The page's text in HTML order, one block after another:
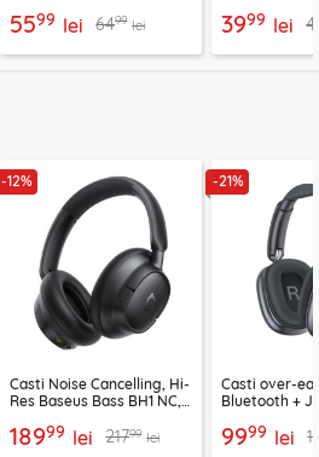
5599 lei 6499 lei 3999 lei
-12%
Casti Noise Cancelling, Hi-
Res Baseus Bass BH1 NC,
18999 lei 21799 lei
-21%
Casti over-
Bluetooth +
9999 lei